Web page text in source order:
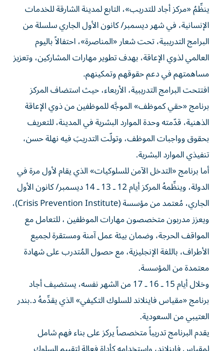
ينظِّمُ «مركز أجاد للتدريب»، التابع لمدينة الشارقة للخدمات
الإنسانية، في شهر ديسمبر/ كانون الأول الجاري سلسلة من
البرامج التدريبية، تحت شعار «المناصرة»، احتفالاً باليوم
العالمي لذوي الإعاقة، بهدف تطوير مهارات المشاركين، وتعزيز
مساهمتهم في دعم حقوقهم وتمكينهم.
افتتحت البرامج التدريبية، الأربعاء، حيث استضاف المركز
برنامج «حقي كموظف» الموجَّه للموظفين من ذوي الإعاقة
الذهنية، قدّمته وحدة الموارد البشرية في المدينة، للتعريف
بحقوق وواجبات الموظف، وتولّت التدريبَ فيه نهلة حسن،
تنفيذي الموارد البشرية.
أما برنامج «التدخل الآمن للسلوكيات» الذي يقام لأول مرة في
الدولة، وينظِّمهُ المركز أيام 12 ـ 13 ـ 14 ديسمبر/ كانون الأول
الجاري، مُعتمد من مؤسسة (Crisis Prevention Institute)،
ويعزز مدربون متخصصون مهارات الموظفين ، للتعامل مع
المواقف الحرجة، وضمان بيئة عمل آمنة ومستقرة لجميع
الأطراف، باللغة الإنجليزية، مع حصول المُتدرب على شهادة
معتمدة من المؤسسة.
وخلال أيام 15 ـ 16 ـ 17 من الشهر نفسه، يستضيف أجاد
برنامج «مقياس فاينلاند للسلوك التكيفي» الذي يقدِّمهُ د.بندر
العتيبي من السعودية.
يقدم البرنامج تدريباً متخصصاً يركز على بناء فهم شامل